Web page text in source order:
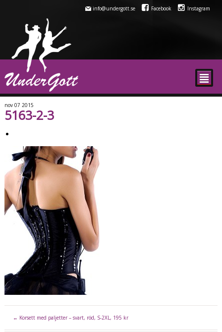
info@undergott.se Facebook Instagram
²
nov 07 2015
5163-2-3
← Korsett med paljetter – svart, röd, S-2XL, 195 kr